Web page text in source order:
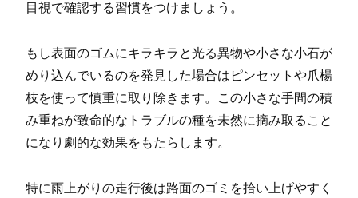
目視で確認する習慣をつけましょう。
もし表面のゴムにキラキラと光る異物や小さな小石が
めり込んでいるのを発見した場合はピンセットや爪楊
枝を使って慎重に取り除きます。この小さな手間の積
み重ねが致命的なトラブルの種を未然に摘み取ること
になり劇的な効果をもたらします。
特に雨上がりの走行後は路面のゴミを拾い上げやすく